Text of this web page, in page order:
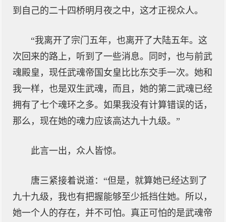
到自己的二十四桥明月夜之中，这才正视众人。
“我离开了宗门五年，也离开了大陆五年。这
次回来的路上，听到了一些消息。同时，也与前武
魂殿皇，现任武魂帝国女皇比比东交手一次。她和
我一样，也是双生武魂，而且，她的第二武魂已经
拥有了七个魂环之多。如果我没有计算错误的话，
那么，现在她的魂力应该高达九十九级。”
此言一出，众人皆惊。
唐三紧接着说道：“但是，就算她已经达到了
九十九级，我也有把握能够至少抵挡住她。所以，
她一个人的存在，并不可怕。真正可怕的是武魂帝